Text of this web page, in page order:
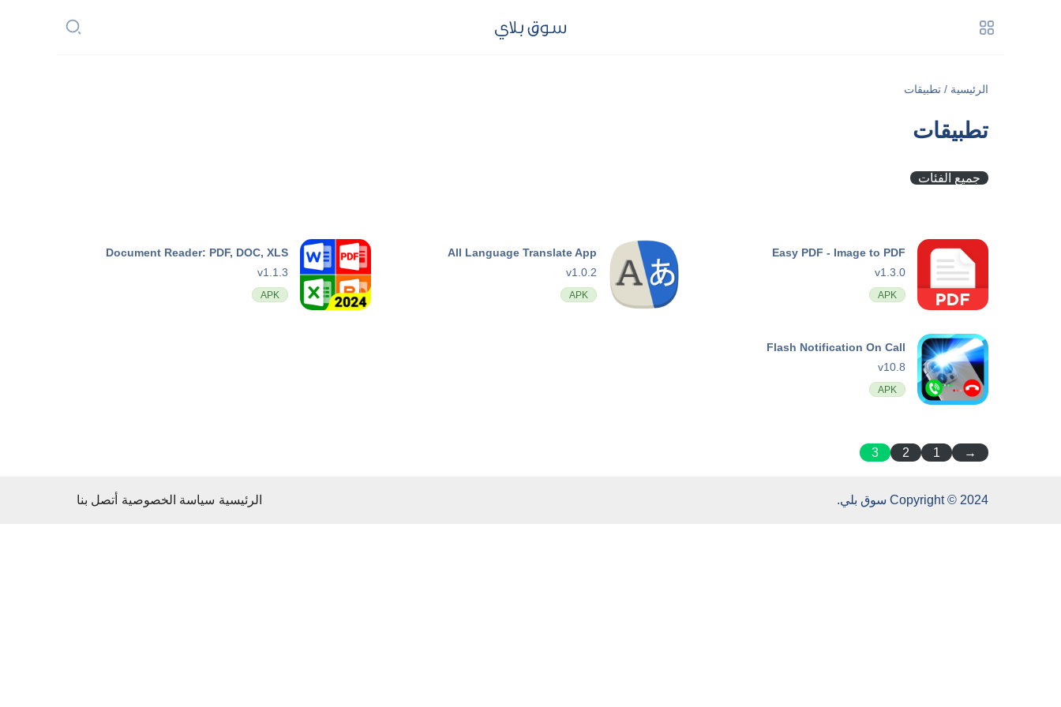
الرئيسية / تطبيقات
تطبيقات
جميع الفئات
Easy PDF - Image to PDF
v1.3.0
APK
All Language Translate App
v1.0.2
APK
Document Reader: PDF, DOC, XLS
v1.1.3
APK
Flash Notification On Call
v10.8
APK
→
1
2
3
Copyright © 2024 سوق بلي. الرئيسية سياسة الخصوصية أتصل بنا